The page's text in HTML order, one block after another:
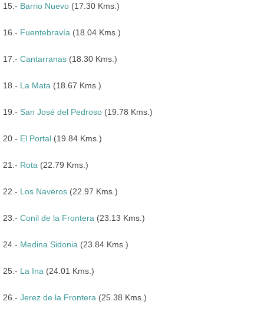
15.- Barrio Nuevo (17.30 Kms.)
16.- Fuentebravía (18.04 Kms.)
17.- Cantarranas (18.30 Kms.)
18.- La Mata (18.67 Kms.)
19.- San José del Pedroso (19.78 Kms.)
20.- El Portal (19.84 Kms.)
21.- Rota (22.79 Kms.)
22.- Los Naveros (22.97 Kms.)
23.- Conil de la Frontera (23.13 Kms.)
24.- Medina Sidonia (23.84 Kms.)
25.- La Ina (24.01 Kms.)
26.- Jerez de la Frontera (25.38 Kms.)